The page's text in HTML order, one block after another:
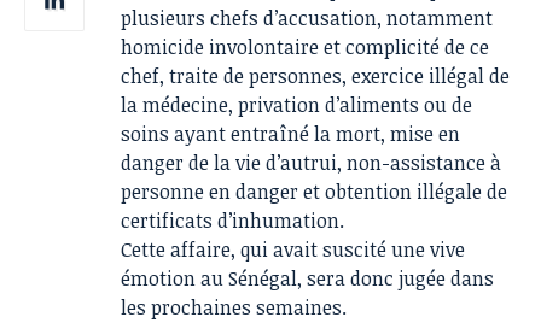
plusieurs chefs d’accusation, notamment
homicide involontaire et complicité de ce
chef, traite de personnes, exercice illégal de
la médecine, privation d’aliments ou de
soins ayant entraîné la mort, mise en
danger de la vie d’autrui, non-assistance à
personne en danger et obtention illégale de
certificats d’inhumation.
Cette affaire, qui avait suscité une vive
émotion au Sénégal, sera donc jugée dans
les prochaines semaines.